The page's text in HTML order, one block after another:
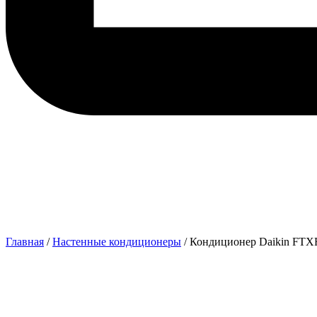
Главная /Настенные кондиционеры / Кондиционер Daikin